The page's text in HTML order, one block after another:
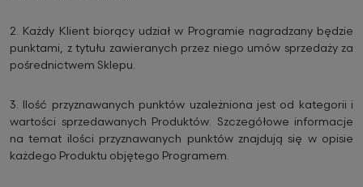
2. Każdy Klient biorący udział w Programie nagradzany będzie
punktami, z tytułu zawieranych przez niego umów sprzedaży za
pośrednictwem Sklepu.
3. Ilość przyznawanych punktów uzależniona jest od kategorii i
wartości sprzedawanych Produktów. Szczegółowe informacje
na temat ilości przyznawanych punktów znajdują się w opisie
każdego Produktu objętego Programem.